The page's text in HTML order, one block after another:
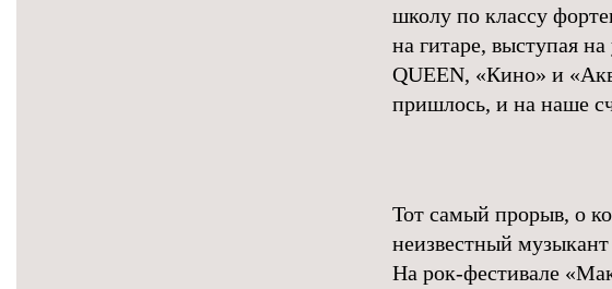
школу по классу
на гитаре, выступая
QUEEN, «Кино» и
пришлось, и на наше
Тот самый прорыв, о
неизвестный
На рок-фестивале